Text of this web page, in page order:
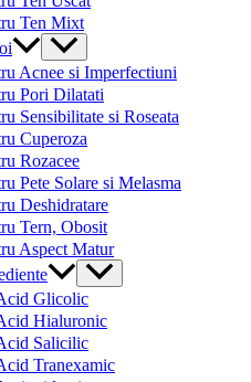
Ten Mixt
Menu
Toggle
Acnee si Imperfectiuni
Pori Dilatati
Sensibilitate si Roseata
Cuperoza
Rozacee
Pete Solare si Melasma
Deshidratare
Tern, Obosit
Aspect Matur
Menu
Toggle
Glicolic
Hialuronic
Salicilic
Tranexamic